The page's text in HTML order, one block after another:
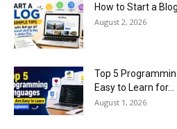
How to Start a
August 2, 2026
Top 5
Easy to Learn for...
August 1, 2026